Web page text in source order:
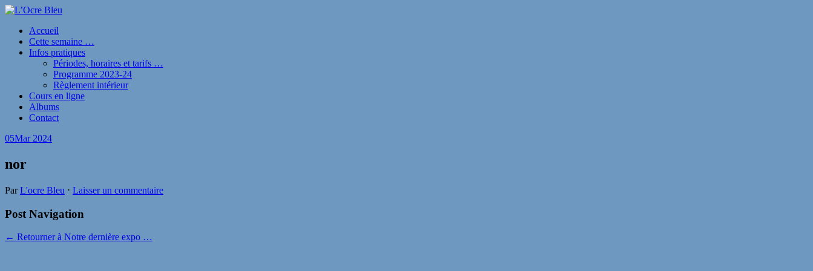
Accueil
Cette semaine …
Infos pratiques
Périodes, horaires et tarifs …
Programme 2023-24
Règlement intérieur
Cours en ligne
Albums
Contact
05Mar 2024
nor
ParL'ocre Bleu ⋅ Laisser un commentaire
Post Navigation
← Retourner à Notre dernière expo …